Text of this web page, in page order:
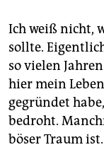
Ich weiß nicht,
sollte.
so vielen
hier mein
gegründet
bedroht.
böser Traum ist.